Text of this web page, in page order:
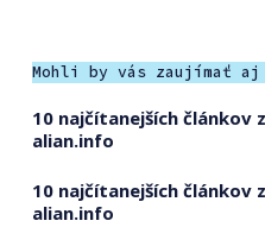
Mohli by vás zaujímať
10 najčítanejších článkov
alian.info
10 najčítanejších článkov
alian.info